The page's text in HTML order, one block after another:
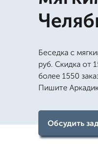
Беседка с
руб. Скидка от
более 1550
Пишите
Обсудить